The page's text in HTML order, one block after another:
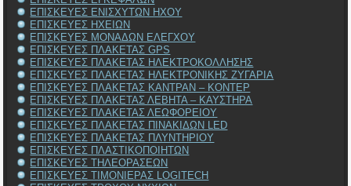
ΕΠΙΣΚΕΥΕΣ ΕΝΙΣΧΥΤΩΝ ΗΧΟΥ
ΕΠΙΣΚΕΥΕΣ ΗΧΕΙΩΝ
ΕΠΙΣΚΕΥΕΣ ΜΟΝΑΔΩΝ ΕΛΕΓΧΟΥ
ΕΠΙΣΚΕΥΕΣ ΠΛΑΚΕΤΑΣ GPS
ΕΠΙΣΚΕΥΕΣ ΠΛΑΚΕΤΑΣ ΗΛΕΚΤΡΟΚΟΛΛΗΣΗΣ
ΕΠΙΣΚΕΥΕΣ ΠΛΑΚΕΤΑΣ ΗΛΕΚΤΡΟΝΙΚΗΣ ΖΥΓΑΡΙΑ
ΕΠΙΣΚΕΥΕΣ ΠΛΑΚΕΤΑΣ ΚΑΝΤΡΑΝ – ΚΟΝΤΕΡ
ΕΠΙΣΚΕΥΕΣ ΠΛΑΚΕΤΑΣ ΛΕΒΗΤΑ – ΚΑΥΣΤΗΡΑ
ΕΠΙΣΚΕΥΕΣ ΠΛΑΚΕΤΑΣ ΛΕΩΦΟΡΕΙΟΥ
ΕΠΙΣΚΕΥΕΣ ΠΛΑΚΕΤΑΣ ΠΙΝΑΚΙΔΩΝ LED
ΕΠΙΣΚΕΥΕΣ ΠΛΑΚΕΤΑΣ ΠΛΥΝΤΗΡΙΟΥ
ΕΠΙΣΚΕΥΕΣ ΠΛΑΣΤΙΚΟΠΟΙΗΤΩΝ
ΕΠΙΣΚΕΥΕΣ ΤΗΛΕΟΡΑΣΕΩΝ
ΕΠΙΣΚΕΥΕΣ ΤΙΜΟΝΙΕΡΑΣ LOGITECH